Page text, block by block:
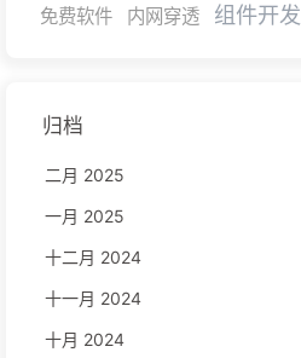
免费软件
内网穿透 组件开发
归档
二月 2025
一月 2025
十二月 2024
十一月 2024
十月 2024